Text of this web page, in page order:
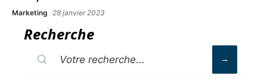
Marketing 28 janvier 2023
Recherche